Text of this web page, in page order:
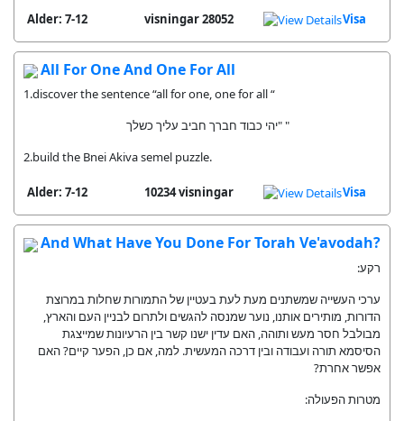
Alder: 7-12 28052 visningar Visa
All For One And One For All
1.discover the sentence “all for one, one for all “
יהי כבוד חברך חביב עליך כשלך" "
2.build the Bnei Akiva semel puzzle.
Alder: 7-12 10234 visningar Visa
And What Have You Done For Torah Ve'avodah?
רקע:
ערכי העשייה שמשתנים מעת לעת בעטיין של התמורות שחלות במרוצת
הדורות, מותירים אותנו, נוער שמנסה להגשים ולתרום לבניין העם והארץ,
מבולבל חסר מעש ותוהה, האם עדין ישנו קשר בין הרעיונות שמייצגת
הסיסמא תורה ועבודה ובין דרכה המעשית. למה, אם כן, הפער קיים? האם
אפשר אחרת?
מטרות הפעולה: